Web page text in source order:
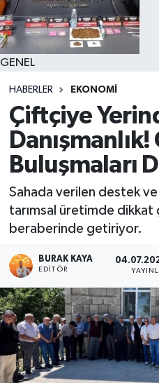
GENEL
HABERLER EKONOMİ
Çiftçiye
Buluşmaları
Sahada verilen destek
tarımsal üretimde dikkat
beraberinde getiriyor.
BURAK KAYA
EDITÖR